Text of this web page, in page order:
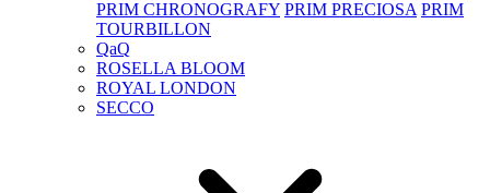
PRIM CHRONOGRAFY PRIM PRECIOSA PRIM
TOURBILLON
QaQ
ROSELLA BLOOM
ROYAL LONDON
SECCO